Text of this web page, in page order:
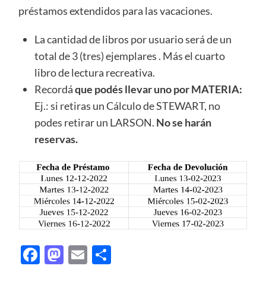
préstamos extendidos para las vacaciones.
La cantidad de libros por usuario será de un
total de 3 (tres) ejemplares . Más el cuarto
libro de lectura recreativa.
Recordáque podés llevar uno por MATERIA:
Ej.: si retiras un Cálculo de STEWART, no
podes retirar un LARSON. No se harán
reservas.
Facebook
Mastodon
EmailShare